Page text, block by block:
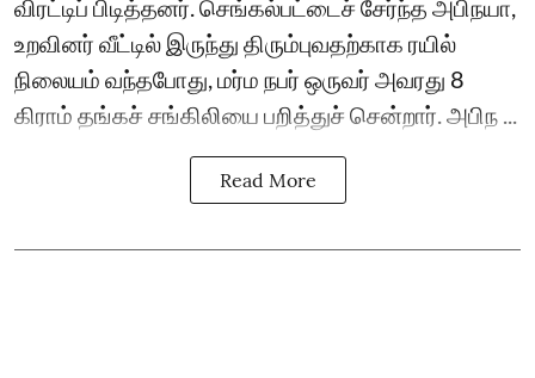
விரட்டிப் பிடித்தனர். செங்கல்பட்டைச் சேர்ந்த அபிநயா,
உறவினர் வீட்டில் இருந்து திரும்புவதற்காக ரயில்
நிலையம் வந்தபோது, மர்ம நபர் ஒருவர் அவரது 8
கிராம் தங்கச் சங்கிலியை பறித்துச் சென்றார். அபிந ...
Read More